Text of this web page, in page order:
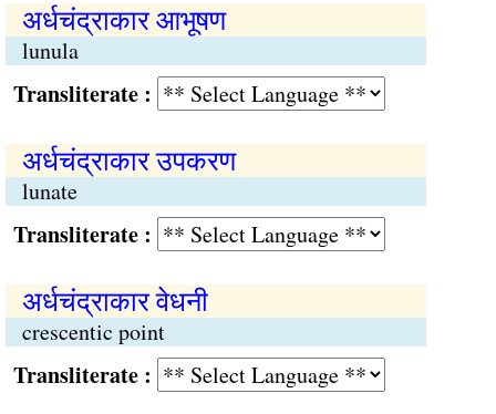
अर्धचंद्राकार आभूषण
lunula
:
अर्धचंद्राकार उपकरण
lunate
:
अर्धचंद्राकार वेधनी
crescentic point
: